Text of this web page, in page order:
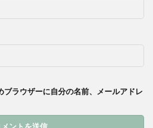
ブラウザーに自分の名前、メールアドレ